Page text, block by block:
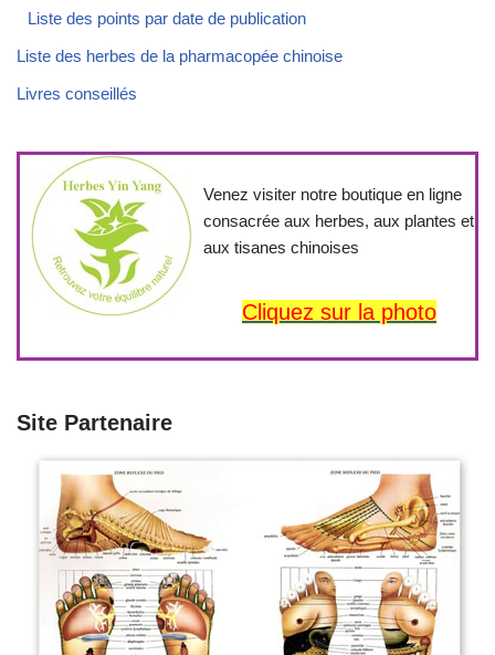
Liste des points par date de publication
Liste des herbes de la pharmacopée chinoise
Livres conseillés
Venez visiter notre boutique en ligne
consacrée aux herbes, aux plantes et
aux tisanes chinoises
Cliquez sur la photo
Site Partenaire